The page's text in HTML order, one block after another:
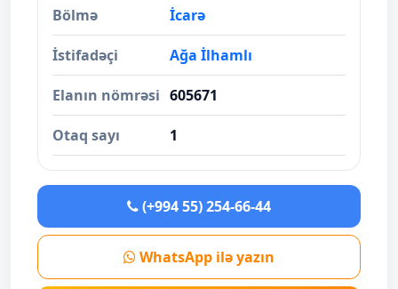
Bölmə İcarə
İstifadəçi Ağa İlhamlı
Elanın nömrəsi 605671
Otaq sayı 1
(+994 55) 254-66-44
WhatsApp ilə yazın